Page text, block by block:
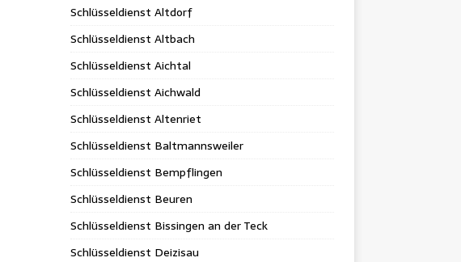
Schlüsseldienst Altdorf
Schlüsseldienst Altbach
Schlüsseldienst Aichtal
Schlüsseldienst Aichwald
Schlüsseldienst Altenriet
Schlüsseldienst Baltmannsweiler
Schlüsseldienst Bempflingen
Schlüsseldienst Beuren
Schlüsseldienst Bissingen an der Teck
Schlüsseldienst Deizisau